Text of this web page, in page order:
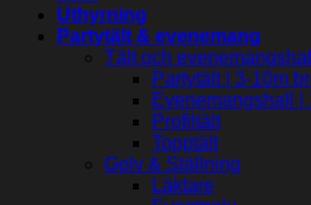
Uthyrning
Partytält & evenemang
Tält och
Partytält | 3-10m
Evenemangshall |
Profiltält
Topptält
Golv & Ställning
Läktare